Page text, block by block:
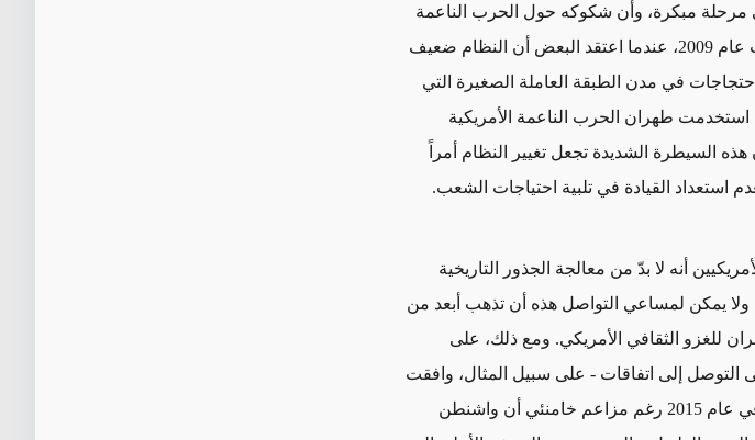
في مرحلة مبكرة، وأن شكوكه حول الحرب الناعمة
عندما اعتقد البعض أن النظام ضعيف
في مدن الطبقة العاملة الصغيرة التي
استخدمت طهران الحرب الناعمة الأمريكية
السيطرة الشديدة تجعل تغيير النظام أمراً
استعداد القيادة في تلبية احتياجات الشعب.
أنه لا بدّ من معالجة الجذور التاريخية
ولا يمكن لمساعي التواصل هذه أن تذهب أبعد من
للغزو الثقافي الأمريكي. ومع ذلك، على
التوصل إلى اتفاقات - على سبيل المثال، وافقت
في عام 2015 رغم مزاعم خامنئي أن واشنطن